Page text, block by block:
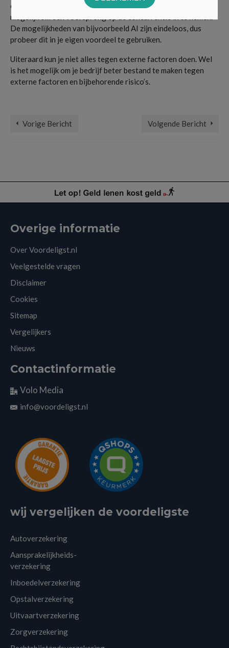
compleet nieuw business idee opgedaan. Of is het hierdoor
mogelijk om een voorsprong op de concurrentie in te nemen.
De mogelijkheden van bijvoorbeeld AI zijn eindeloos, dus
probeer dit in je eigen voordeel te gebruiken.
Uiteraard kun je niet alles tegen externe factoren doen. Wel
is het mogelijk om je bedrijf beter bestand te maken tegen
externe factoren en bijbehorende risico’s.
Vorige Bericht Volgende Bericht
Overige informatie
Over Voordeligst.nl
Veelgestelde vragen
Disclaimer
Cookies
Sitemap
Vergelijkers
Nieuws
Contactinformatie
Volo Media
info@voordeligst.nl
wij vergelijken de voordeligste
Autoverzekering
Aansprakelijkheids-
verzekering
Inboedelverzekering
Opstalverzekering
Uitvaartverzekering
Zorgverzekering